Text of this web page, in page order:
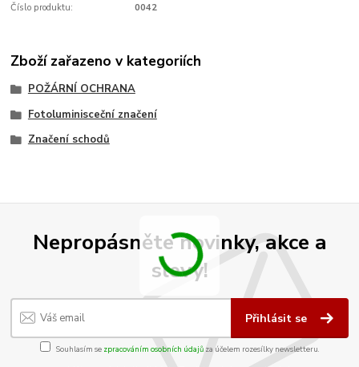
Číslo produktu: 0042
Zboží zařazeno v kategoriích
POŽÁRNÍ OCHRANA
Fotoluminisceční značení
Značení schodů
Nepropásněte novinky, akce a
slevy!
Přihlásit se
Souhlasím se zpracováním osobních údajůza účelem rozesílky newsletteru.